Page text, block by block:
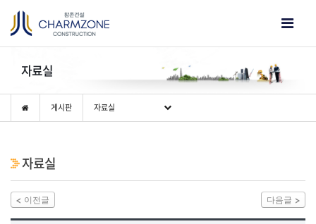
자료실
게시판 자료실
자료실
이전글 다음글